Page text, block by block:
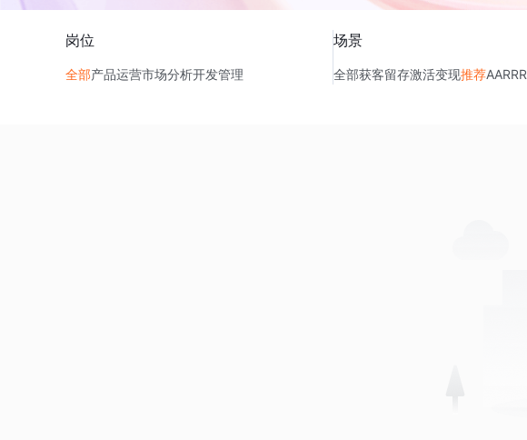
岗位
全部产品运营市场分析开发管理
场景
全部获客留存激活变现推荐AARRR